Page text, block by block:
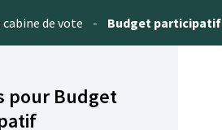
de vote - Budget participatif
pour Budget